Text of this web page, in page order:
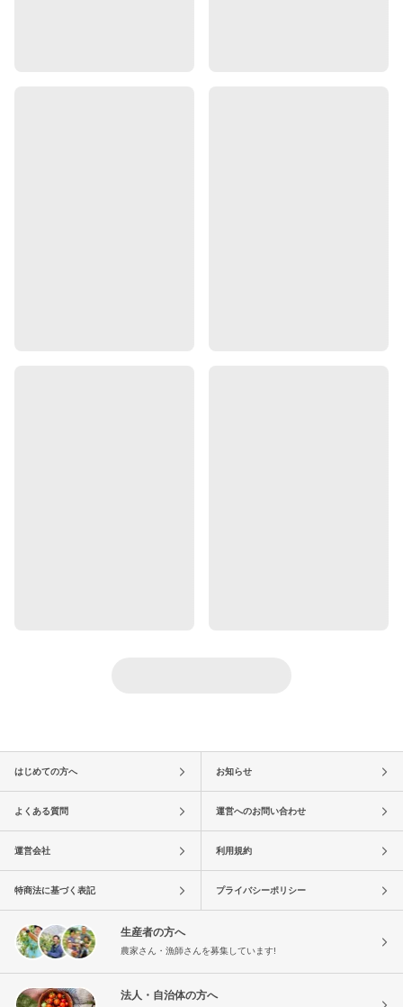
はじめての方へ お知らせ
よくある質問 運営へのお問い合わせ
運営会社 利用規約
特商法に基づく表記 プライバシーポリシー
生産者の方へ
農家さん・漁師さんを募集しています!
法人・自治体の方へ